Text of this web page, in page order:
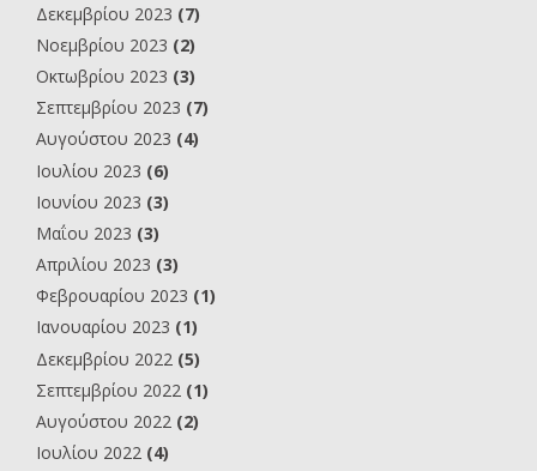
Δεκεμβρίου 2023 (7)
Νοεμβρίου 2023 (2)
Οκτωβρίου 2023 (3)
Σεπτεμβρίου 2023 (7)
Αυγούστου 2023 (4)
Ιουλίου 2023 (6)
Ιουνίου 2023 (3)
Μαΐου 2023 (3)
Απριλίου 2023 (3)
Φεβρουαρίου 2023 (1)
Ιανουαρίου 2023 (1)
Δεκεμβρίου 2022 (5)
Σεπτεμβρίου 2022 (1)
Αυγούστου 2022 (2)
Ιουλίου 2022 (4)